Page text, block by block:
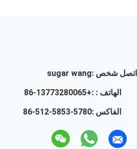
اتصل شخص :sugar wang
الهاتف : :+86-13773280065
الفاكس :86-512-5853-5780